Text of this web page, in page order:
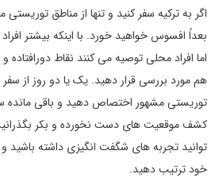
اگر به ترکیه سفر کنید و تنها از مناطق
بعداً افسوس خواهید خورد. با اینکه بیشتر
اما افراد محلی توصیه می کنند نقاط
هم مورد بررسی قرار دهید. یک یا دو روز از سفر
توریستی مشهور اختصاص دهید و باقی مانده
کشف موقعیت های دست نخورده و بکر
توانید تجربه های شگفت انگیزی داشته باشید
خود ترتیب دهید.